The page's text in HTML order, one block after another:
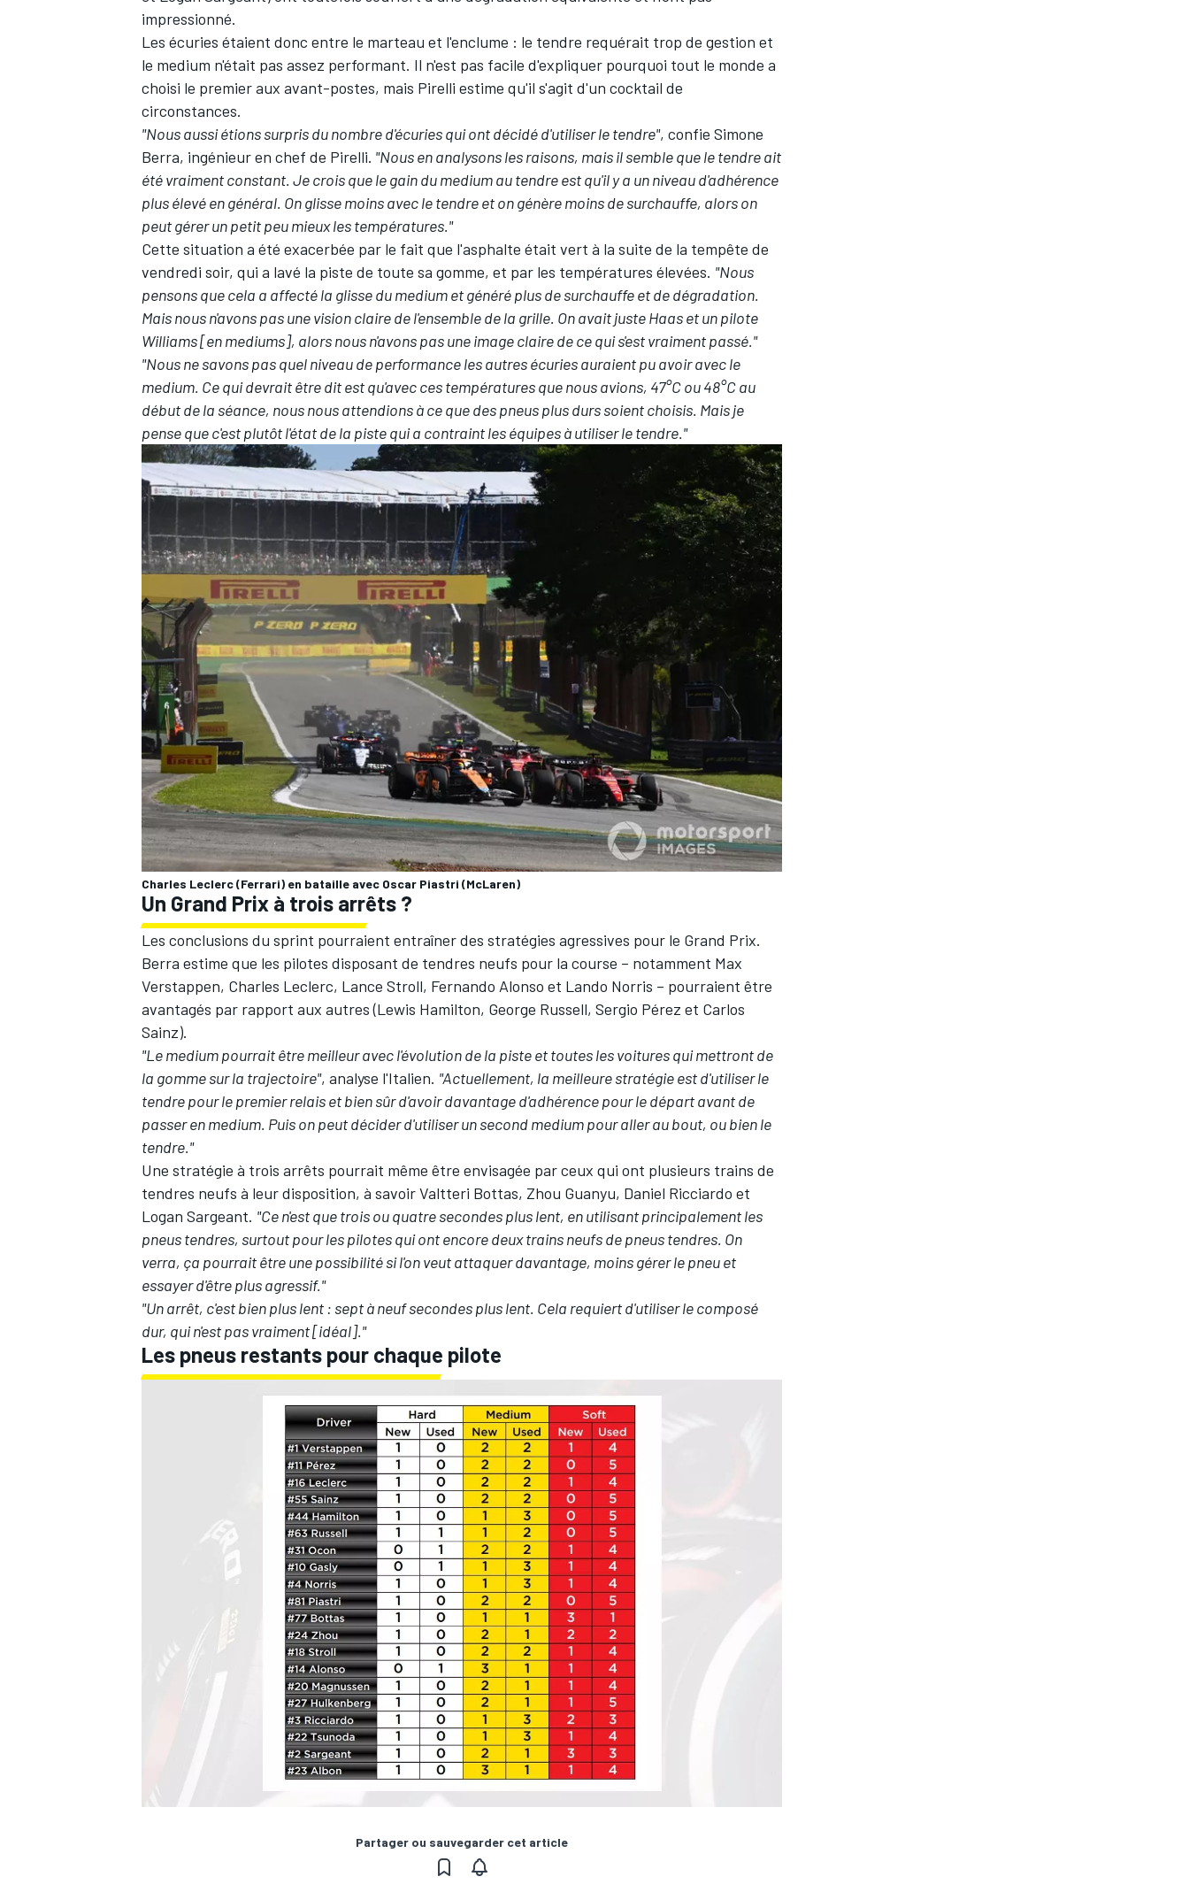
AUTRES CHAMPIONNATS
impressionné.
Les écuries étaient donc entre le marteau et l'enclume : le tendre requérait trop de gestion et
le medium n'était pas assez performant. Il n'est pas facile d'expliquer pourquoi tout le monde a
choisi le premier aux avant-postes, mais Pirelli estime qu'il s'agit d'un cocktail de
circonstances.
"Nous aussi étions surpris du nombre d'écuries qui ont décidé d'utiliser le tendre", confie Simone
Berra, ingénieur en chef de Pirelli. "Nous en analysons les raisons, mais il semble que le tendre ait
été vraiment constant. Je crois que le gain du medium au tendre est qu'il y a un niveau d'adhérence
plus élevé en général. On glisse moins avec le tendre et on génère moins de surchauffe, alors on
peut gérer un petit peu mieux les températures."
Cette situation a été exacerbée par le fait que l'asphalte était vert à la suite de la tempête de
vendredi soir, qui a lavé la piste de toute sa gomme, et par les températures élevées. "Nous
pensons que cela a affecté la glisse du medium et généré plus de surchauffe et de dégradation.
Mais nous n'avons pas une vision claire de l'ensemble de la grille. On avait juste Haas et un pilote
Williams [en mediums], alors nous n'avons pas une image claire de ce qui s'est vraiment passé."
"Nous ne savons pas quel niveau de performance les autres écuries auraient pu avoir avec le
medium. Ce qui devrait être dit est qu'avec ces températures que nous avions, 47°C ou 48°C au
début de la séance, nous nous attendions à ce que des pneus plus durs soient choisis. Mais je
pense que c'est plutôt l'état de la piste qui a contraint les équipes à utiliser le tendre."
Charles Leclerc (Ferrari) en bataille avec Oscar Piastri (McLaren)
Un Grand Prix à trois arrêts ?
Les conclusions du sprint pourraient entraîner des stratégies agressives pour le Grand Prix.
Berra estime que les pilotes disposant de tendres neufs pour la course – notamment Max
Verstappen, Charles Leclerc, Lance Stroll, Fernando Alonso et Lando Norris – pourraient être
avantagés par rapport aux autres (Lewis Hamilton, George Russell, Sergio Pérez et Carlos
Sainz).
"Le medium pourrait être meilleur avec l'évolution de la piste et toutes les voitures qui mettront de
la gomme sur la trajectoire", analyse l'Italien. "Actuellement, la meilleure stratégie est d'utiliser le
tendre pour le premier relais et bien sûr d'avoir davantage d'adhérence pour le départ avant de
passer en medium. Puis on peut décider d'utiliser un second medium pour aller au bout, ou bien le
tendre."
Une stratégie à trois arrêts pourrait même être envisagée par ceux qui ont plusieurs trains de
tendres neufs à leur disposition, à savoirValtteri Bottas, Zhou Guanyu, Daniel Ricciardo et
Logan Sargeant. "Ce n'est que trois ou quatre secondes plus lent, en utilisant principalement les
pneus tendres, surtout pour les pilotes qui ont encore deux trains neufs de pneus tendres. On
verra, ça pourrait être une possibilité si l'on veut attaquer davantage, moins gérer le pneu et
essayer d'être plus agressif."
"Un arrêt, c'est bien plus lent : sept à neuf secondes plus lent. Cela requiert d'utiliser le composé
dur, qui n'est pas vraiment [idéal]."
Les pneus restants pour chaque pilote
Partager ou sauvegarder cet article